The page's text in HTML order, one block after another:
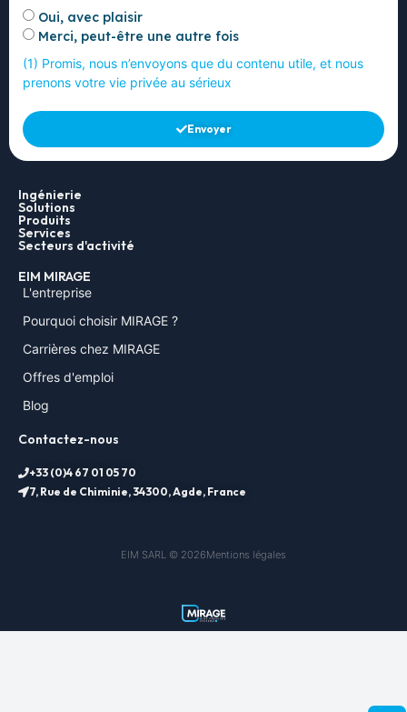
Oui, avec plaisir
Merci, peut-être une autre fois
(1) Promis, nous n’envoyons que du contenu utile, et nous
prenons votre vie privée au sérieux
Envoyer
Ingénierie
Solutions
Produits
Services
Secteurs d'activité
EIM MIRAGE
L'entreprise
Pourquoi choisir MIRAGE ?
Carrières chez MIRAGE
Offres d'emploi
Blog
Contactez-nous
+33 (0)4 67 01 05 70
7, Rue de Chiminie, 34300, Agde, France
EIM SARL © 2026Mentions légales